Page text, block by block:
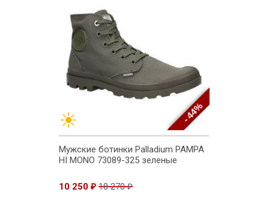
- 44%
Мужские ботинки Palladium PAMPA
HI MONO 73089-325 зеленые
10 250 ₽ 18 270₽